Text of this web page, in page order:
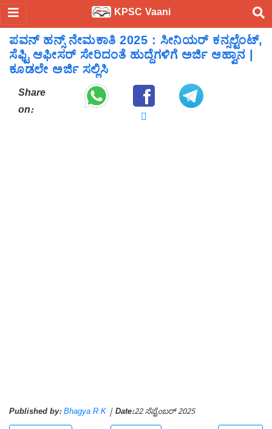
KPSC Vaani
ಪವನ್ ಹನ್ಸ್ ನೇಮಕಾತಿ 2025 : ಸೀನಿಯರ್ ಕನ್ಸಲ್ಟೆಂಟ್,
ಸೆಫ್ಟಿ ಆಫೀಸರ್ ಸೇರಿದಂತೆ ಹುದ್ದೆಗಳಿಗೆ ಅರ್ಜಿ ಆಹ್ವಾನ |
ಕೂಡಲೇ ಅರ್ಜಿ ಸಲ್ಲಿಸಿ
Share
on:
Published by: Bhagya R K | Date:22 ಸೆಪ್ಟೆಂಬರ್ 2025